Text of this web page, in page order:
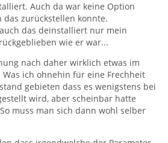
Auch da war keine Option
zurückstellen konnte.
das deinstalliert nur mein
wie er war...
nach daher wirklich etwas im
ich ohnehin für eine Frechheit
gebieten dass es wenigstens bei
wird, aber scheinbar hatte
muss man sich dann wohl selber